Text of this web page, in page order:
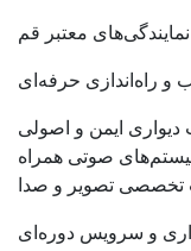
معتبر قم
و راه‌اندازی حرفه‌ای
دیواری ایمن و اصولی
صوتی همراه
تخصصی تصویر و صدا
و سرویس دوره‌ای